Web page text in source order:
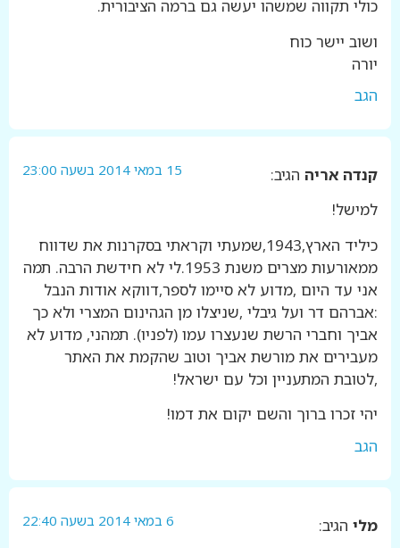
כולי תקווה שמשהו יעשה גם ברמה הציבורית.
ושוב יישר כוח
יורה
הגב
קנדה אריה הגיב: 15 במאי 2014 בשעה 23:00
למישל!
כיליד הארץ,1943,שמעתי וקראתי בסקרנות את שדווח
ממאורעות מצרים משנת 1953.לי לא חידשת הרבה. תמה
אני עד היום ,מדוע לא סיימו לספר,דווקא אודות הנבל
:אברהם דר ועל גיבלי ,שניצלו מן הגהינום המצרי ולא כך
אביך וחברי הרשת שנעצרו עמו (לפניו). תמהני, מדוע לא
מעבירים את מורשת אביך וטוב שהקמת את האתר
,לטובת המתעניין וכל עם ישראל!
יהי זכרו ברוך והשם יקום את דמו!
הגב
מלי הגיב: 6 במאי 2014 בשעה 22:40